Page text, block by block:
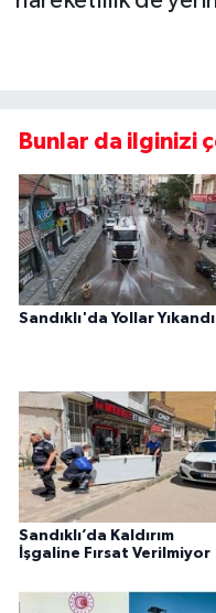
Bunlar da ilginizi
Sandıklı'da Yollar Yıkandı
Sandıklı’da Kaldırım
İşgaline Fırsat Verilmiyor